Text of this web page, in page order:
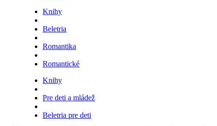
Knihy
Beletria
Romantika
Romantické
Knihy
Pre deti a mládež
Beletria pre deti